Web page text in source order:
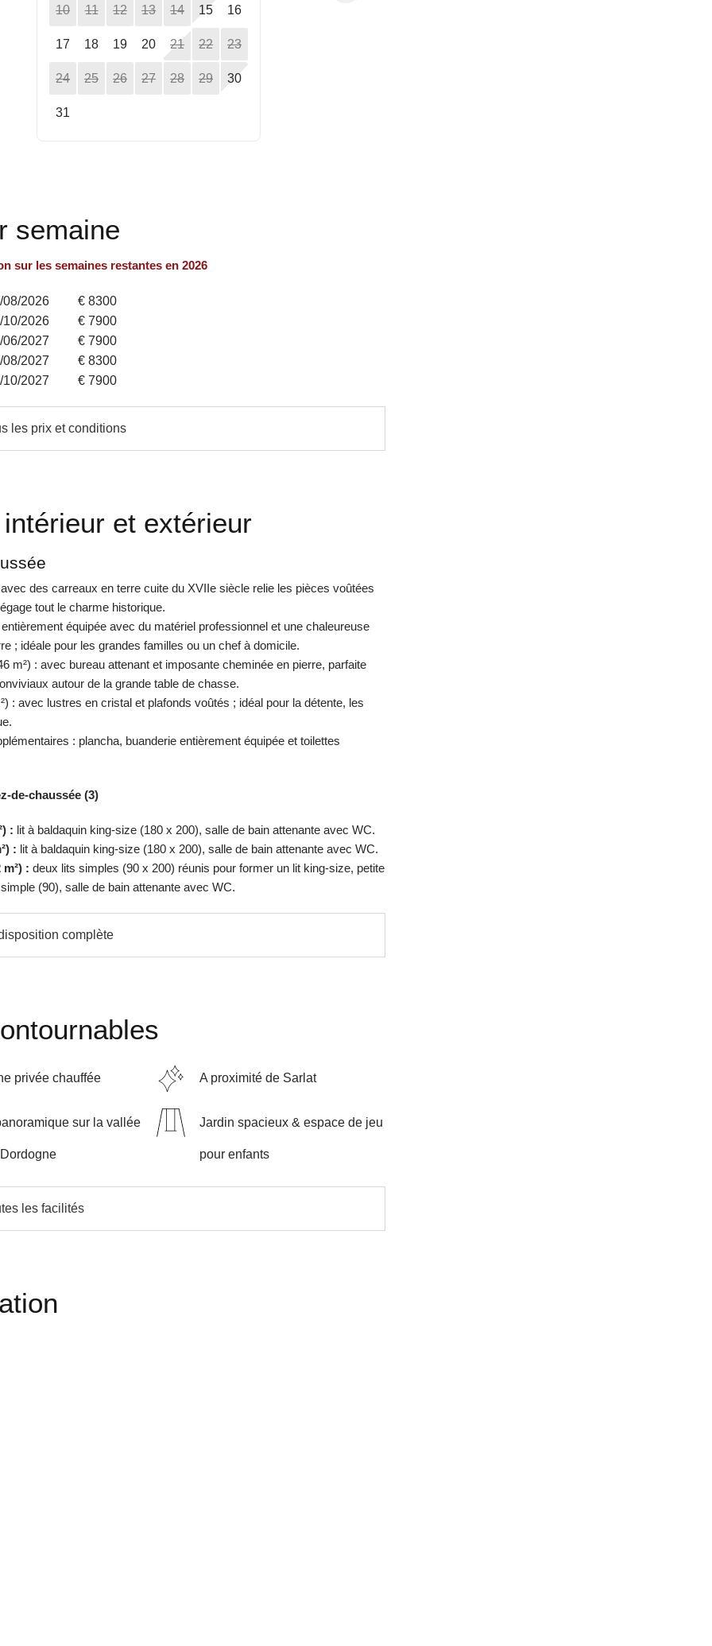
10 11 12 13 14 15 16
17 18 19 20 21 22 23
24 25 26 27 28 29 30
31
semaine
sur les semaines restantes en 2026
08/2026
€ 8300
10/2026
€ 7900
06/2027
€ 7900
08/2027
€ 8300
10/2027
€ 7900
les prix et conditions
et extérieur
des carreaux en terre cuite du XVIIe siècle relie les pièces voûtées
tout le charme historique.
équipée avec du matériel professionnel et une chaleureuse
; idéale pour les grandes familles ou un chef à domicile.
m²) : avec bureau attenant et imposante cheminée en pierre, parfaite
autour de la grande table de chasse.
: avec lustres en cristal et plafonds voûtés ; idéal pour la détente, les
: plancha, buanderie entièrement équipée et toilettes
de-chaussée (3)
: lit à baldaquin king-size (180 x 200), salle de bain attenante avec WC.
: lit à baldaquin king-size (180 x 200), salle de bain attenante avec WC.
: deux lits simples (90 x 200) réunis pour former un lit king-size, petite
(90), salle de bain attenante avec WC.
complète
privée chauffée A proximité de Sarlat
sur la vallée Jardin spacieux & espace de jeu
pour enfants
les facilités